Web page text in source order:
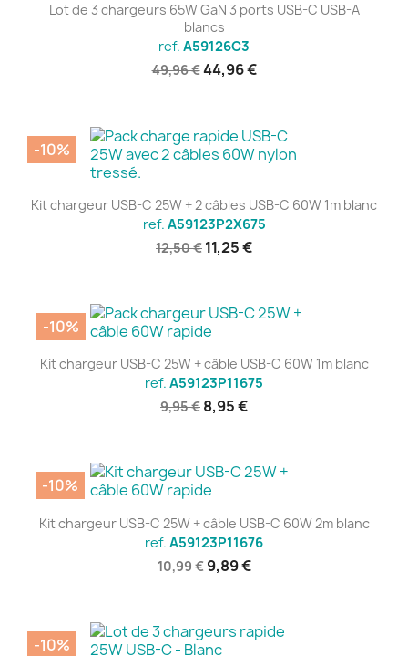
Lot de 3 chargeurs 65W GaN 3 ports USB-C USB-A
blancs
ref. A59126C3
49,96 €44,96 €
Kit chargeur USB-C 25W + 2 câbles USB-C 60W 1m blanc
ref. A59123P2X675
12,50 € 11,25 €
-10%
Kit chargeur USB-C 25W + câble USB-C 60W 1m blanc
ref. A59123P11675
9,95 € 8,95 €
-10%
Kit chargeur USB-C 25W + câble USB-C 60W 2m blanc
ref. A59123P11676
10,99 € 9,89 €
-10%
-10%